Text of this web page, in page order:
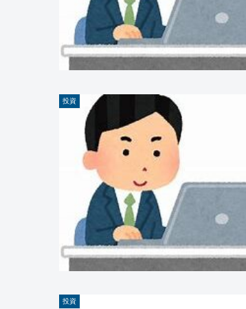
投資
投資